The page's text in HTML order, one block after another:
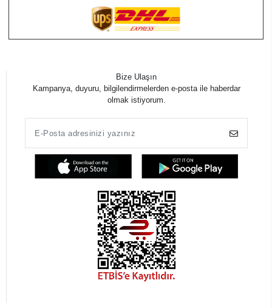
Bize Ulaşın
Kampanya, duyuru, bilgilendirmelerden e-posta ile haberdar
olmak istiyorum.